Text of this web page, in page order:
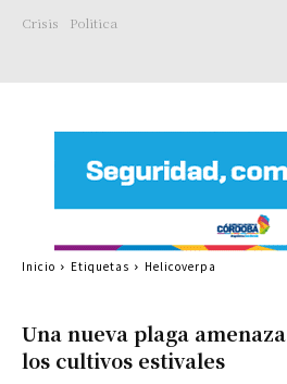
Crisis
Politica
Una nueva plaga amenaza
los cultivos estivales
Inicio Etiquetas Helicoverpa